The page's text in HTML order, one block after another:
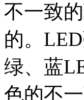
不一致
的。
绿、蓝
色的不